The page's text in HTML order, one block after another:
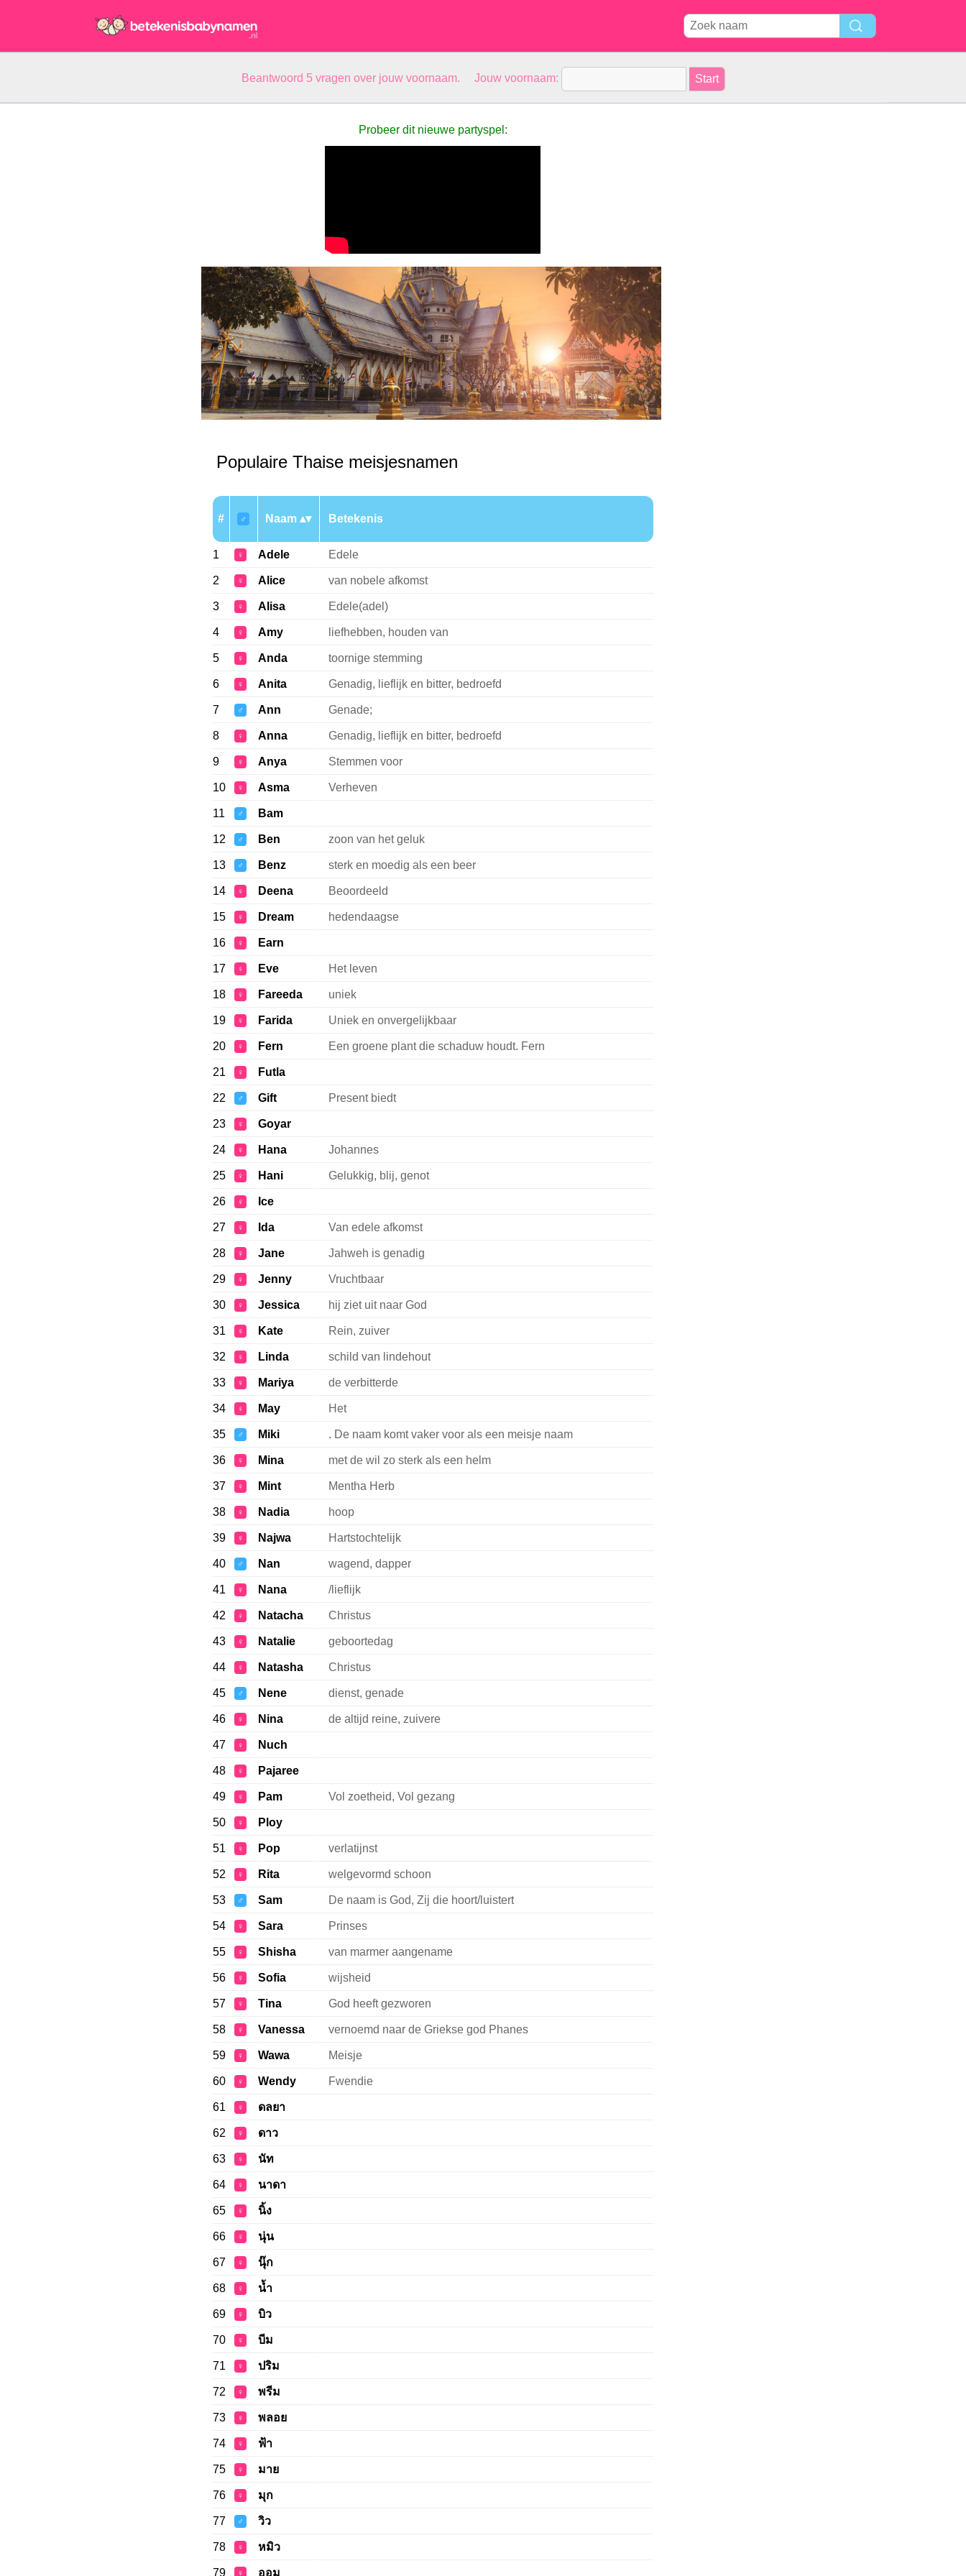
Beantwoord 5 vragen over jouw voornaam. Jouw voornaam:
Probeer dit nieuwe partyspel:
Populaire Thaise meisjesnamen
# ♂ Naam Betekenis
1 ♀ Adele Edele
2 ♀ Alice van nobele afkomst
3 ♀ Alisa Edele(adel)
4 ♀ Amy liefhebben, houden van
5 ♀ Anda toornige stemming
6 ♀ Anita Genadig, lieflijk en bitter, bedroefd
7 ♂ Ann Genade;
8 ♀ Anna Genadig, lieflijk en bitter, bedroefd
9 ♀ Anya Stemmen voor
10 ♀ Asma Verheven
11 ♂ Bam
12 ♂ Ben zoon van het geluk
13 ♂ Benz sterk en moedig als een beer
14 ♀ Deena Beoordeeld
15 ♀ Dream hedendaagse
16 ♀ Earn
17 ♀ Eve Het leven
18 ♀ Fareeda uniek
19 ♀ Farida Uniek en onvergelijkbaar
20 ♀ Fern Een groene plant die schaduw houdt. Fern
21 ♀ Futla
22 ♂ Gift Present biedt
23 ♀ Goyar
24 ♀ Hana Johannes
25 ♀ Hani Gelukkig, blij, genot
26 ♀ Ice
27 ♀ Ida Van edele afkomst
28 ♀ Jane Jahweh is genadig
29 ♀ Jenny Vruchtbaar
30 ♀ Jessica hij ziet uit naar God
31 ♀ Kate Rein, zuiver
32 ♀ Linda schild van lindehout
33 ♀ Mariya de verbitterde
34 ♀ May Het
35 ♂ Miki . De naam komt vaker voor als een meisje naam
36 ♀ Mina met de wil zo sterk als een helm
37 ♀ Mint Mentha Herb
38 ♀ Nadia hoop
39 ♀ Najwa Hartstochtelijk
40 ♂ Nan wagend, dapper
41 ♀ Nana /lieflijk
42 ♀ Natacha Christus
43 ♀ Natalie geboortedag
44 ♀ Natasha Christus
45 ♂ Nene dienst, genade
46 ♀ Nina de altijd reine, zuivere
47 ♀ Nuch
48 ♀ Pajaree
49 ♀ Pam Vol zoetheid, Vol gezang
50 ♀ Ploy
51 ♀ Pop verlatijnst
52 ♀ Rita welgevormd schoon
53 ♂ Sam De naam is God, Zij die hoort/luistert
54 ♀ Sara Prinses
55 ♀ Shisha van marmer aangename
56 ♀ Sofia wijsheid
57 ♀ Tina God heeft gezworen
58 ♀ Vanessa vernoemd naar de Griekse god Phanes
59 ♀ Wawa Meisje
60 ♀ Wendy Fwendie
61 ♀ ดลยา
62 ♀ ดาว
63 ♀ นัท
64 ♀ นาดา
65 ♀ นิ้ง
66 ♀ นุ่น
67 ♀ นุ๊ก
68 ♀ น้ำ
69 ♀ บิว
70 ♀ บีม
71 ♀ ปริม
72 ♀ พรีม
73 ♀ พลอย
74 ♀ ฟ้า
75 ♀ มาย
76 ♀ มุก
77 ♂ วิว
78 ♀ หมิว
79 ♀ ออม